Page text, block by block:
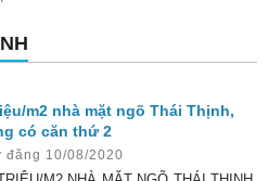
m2 nhà mặt ngõ Thái Thịnh,
có căn thứ 2
đăng 10/08/2020